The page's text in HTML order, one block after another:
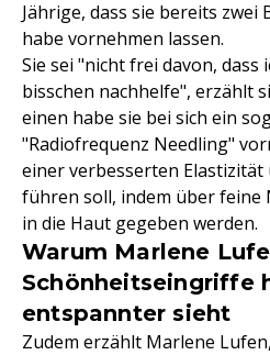
Jährige, dass sie bereits zwei
habe vornehmen lassen.
Sie sei "nicht frei davon, dass
bisschen nachhelfe", erzählt
einen habe sie bei sich ein
"Radiofrequenz Needling"
einer verbesserten
führen soll, indem über feine
in die Haut gegeben werden.
Warum Marlene
Schönheitseingriffe
entspannter sieht
Zudem erzählt Marlene